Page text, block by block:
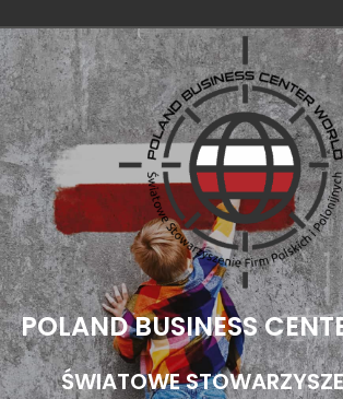
Przejdź
do
treści
POLAND BUSINESS
ŚWIATOWE